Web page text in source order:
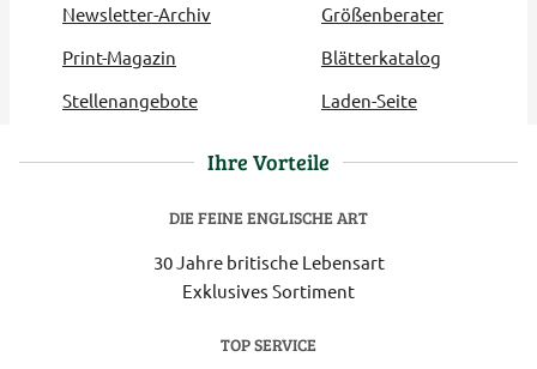
Newsletter-Archiv
Größenberater
Print-Magazin
Blätterkatalog
Stellenangebote
Laden-Seite
Ihre Vorteile
DIE FEINE ENGLISCHE ART
30 Jahre britische Lebensart
Exklusives Sortiment
TOP SERVICE